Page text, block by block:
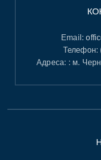
Email:
Телефон:
Адреса: : м.